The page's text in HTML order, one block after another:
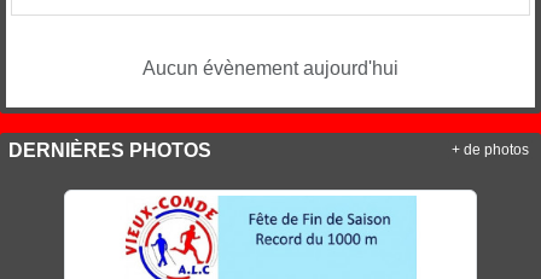
Aucun évènement aujourd'hui
DERNIÈRES PHOTOS + de photos